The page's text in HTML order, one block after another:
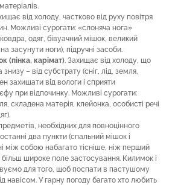
від холоду, частково від руху повітря
Можливі сурогати: «слоняча нога»
одяг, бівуачний мішок, великий
засунути ноги), підручні засоби.
(пінка, карімат). Захищає від холоду, що
– від субстрату (сніг, лід, земля,
захищати від вологи і сприяти
при відпочинку. Можливі сурогати:
складена матерія, клейонка, особисті речі
необхідних для повноцінного
два пункти (спальний мішок і
між собою набагато тісніше, ніж перший
широке поле застосування. Килимок і
для того, щоб поспати в пастушому
навісом. У гарну погоду багато хто любить